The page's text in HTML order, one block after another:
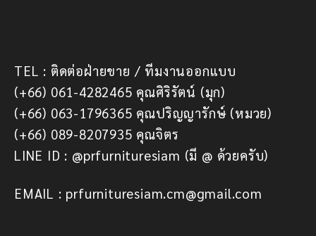
TEL : ติดต่อฝ่ายขาย / ทีมงานออกแบบ
(+66) 061-4282465 คุณศิริรัตน์ (มุก)
(+66) 063-1796365 คุณปริญญารักษ์ (หมวย)
(+66) 089-8207935 คุณจิตร
LINE ID : @prfurnituresiam (มี @ ด้วยครับ)
EMAIL : prfurnituresiam.cm@gmail.com